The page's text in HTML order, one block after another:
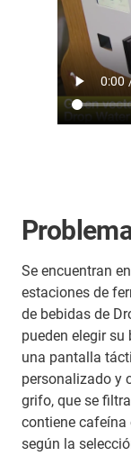
Se encuentran
estaciones de
de bebidas de
pueden elegir
una pantalla
personalizado y
grifo, que se
contiene cafeína
según la